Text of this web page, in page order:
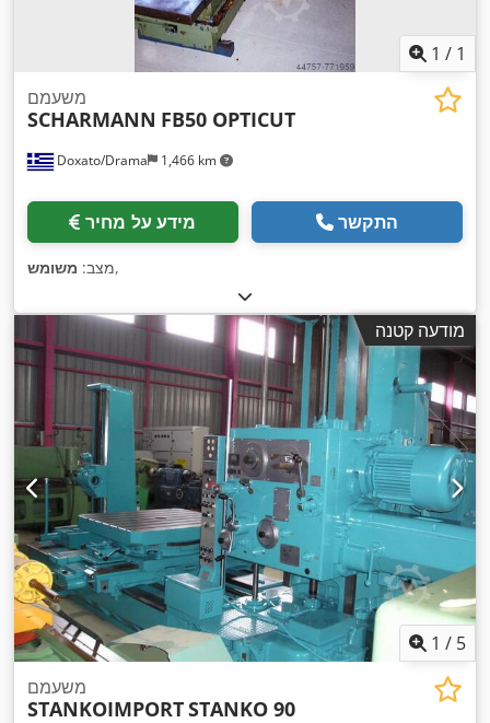
1 / 1
Doxato/Drama 1,466 km
משעמם
SCHARMANN FB50 OPTICUT
מידע על מחיר התקשר
מצב: משומש ,
מודעה קטנה
1 / 5
משעמם
STANKOIMPORTSTANKO 90